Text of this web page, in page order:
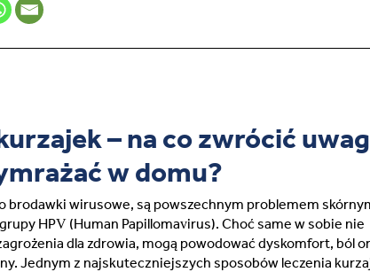
– na co zwrócić
w domu?
brodawki wirusowe, są powszechnym problemem
HPV (Human Papillomavirus). Choć same w sobie nie
dla zdrowia, mogą powodować dyskomfort, ból
Jednym z najskuteczniejszych sposobów leczenia
Ireland (Irish)
Italy (Italian)
Kuwait (Arabic)